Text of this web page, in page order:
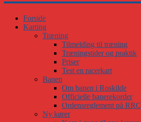
Forside
Karting
Træning
Tilmelding til træning
Træningstider og praktik
Priser
Test en racerkart
Banen
Om banen i Roskilde
Officielle banerekorder
Ordensreglement på RRC
Ny kører